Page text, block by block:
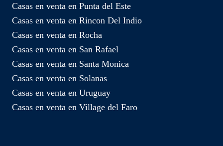
Casas en venta en Punta del Este
Casas en venta en Rincon Del Indio
Casas en venta en Rocha
Casas en venta en San Rafael
Casas en venta en Santa Monica
Casas en venta en Solanas
Casas en venta en Uruguay
Casas en venta en Village del Faro